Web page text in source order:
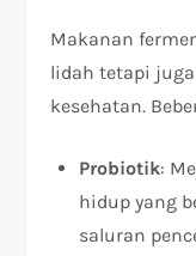
Makanan
lidah tetapi
kesehatan.
Probiotik:
hidup yang
saluran